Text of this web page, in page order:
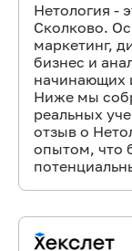
Нетология -
Сколково.
маркетинг,
бизнес и
начинающих
Ниже мы
реальных
отзыв о
опытом, что